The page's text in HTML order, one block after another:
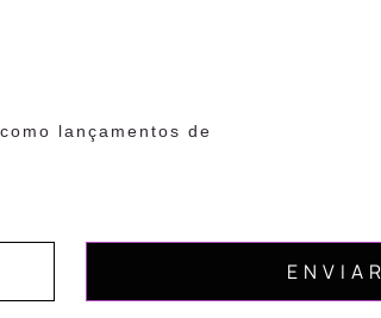
lançamentos de